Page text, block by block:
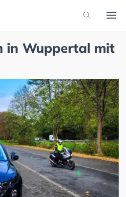
in Wuppertal mit